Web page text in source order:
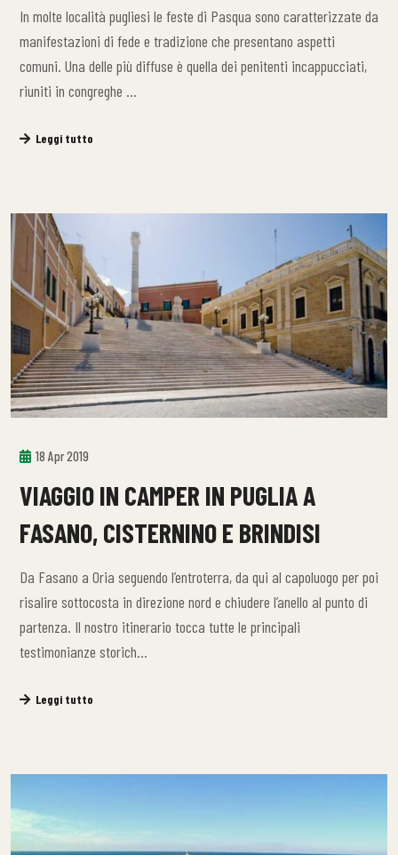
In molte località pugliesi le feste di Pasqua sono caratterizzate da
manifestazioni di fede e tradizione che presentano aspetti
comuni. Una delle più diffuse è quella dei penitenti incappucciati,
riuniti in congreghe …
Leggi tutto
18 Apr 2019
VIAGGIO IN CAMPER IN PUGLIA A
FASANO, CISTERNINO E BRINDISI
Da Fasano a Oria seguendo l’entroterra, da qui al capoluogo per poi
risalire sottocosta in direzione nord e chiudere l’anello al punto di
partenza. Il nostro itinerario tocca tutte le principali
testimonianze storich…
Leggi tutto